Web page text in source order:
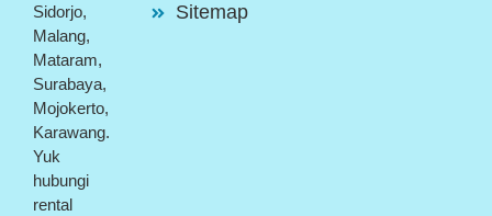
Sidorjo,
Malang,
Mataram,
Surabaya,
Mojokerto,
Karawang.
Yuk
hubungi
rental
Sitemap